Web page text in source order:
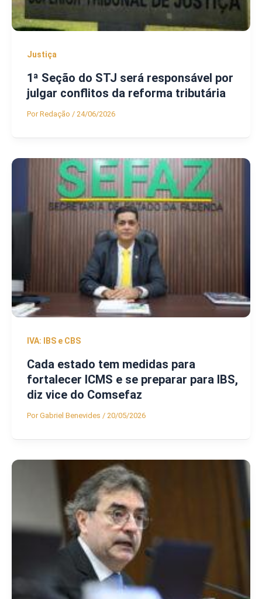
Justiça
1ª Seção do STJ será responsável por
julgar conflitos da reforma tributária
PorRedação / 24/06/2026
IVA: IBS e CBS
Cada estado tem medidas para
fortalecer ICMS e se preparar para IBS,
diz vice do Comsefaz
PorGabriel Benevides / 20/05/2026